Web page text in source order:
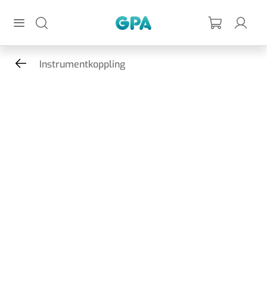
Instrumentkoppling